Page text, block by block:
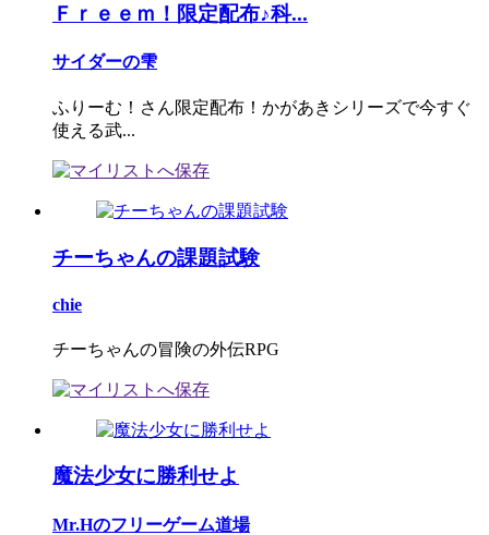
Ｆｒｅｅｍ！限定配布♪科...
サイダーの雫
ふりーむ！さん限定配布！かがあきシリーズで今すぐ
使える武...
チーちゃんの課題試験
chie
チーちゃんの冒険の外伝RPG
魔法少女に勝利せよ
Mr.Hのフリーゲーム道場